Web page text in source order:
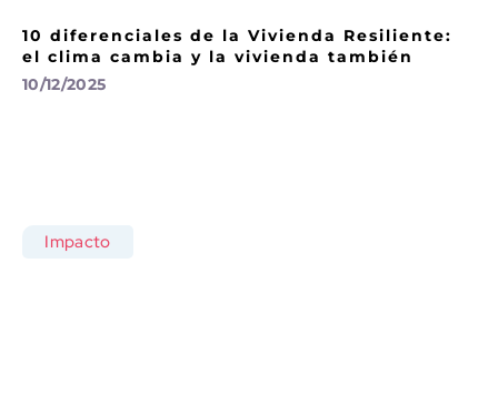
10 diferenciales de la Vivienda Resiliente:
el clima cambia y la vivienda también
10/12/2025
Impacto